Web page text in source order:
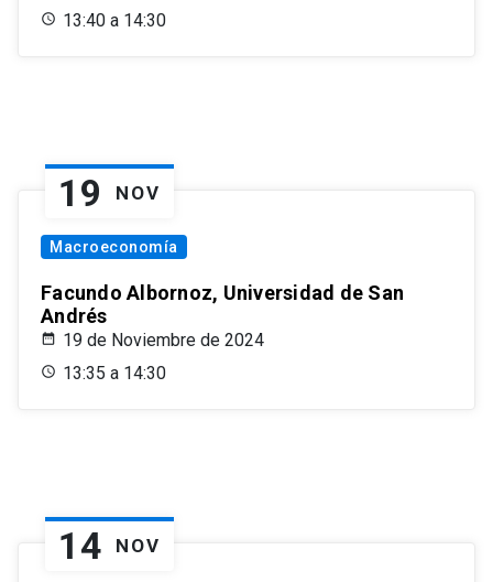
13:40 a 14:30
19 NOV
Macroeconomía
Facundo Albornoz, Universidad de San
Andrés
19 de Noviembre de 2024
13:35 a 14:30
14 NOV